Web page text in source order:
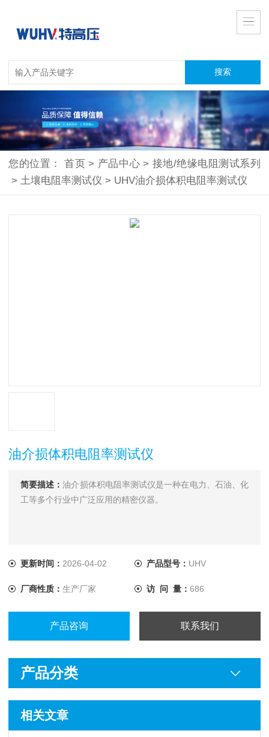
您的位置：首页 > 产品中心 > 接地/绝缘电阻测试系列
> 土壤电阻率测试仪 > UHV油介损体积电阻率测试仪
油介损体积电阻率测试仪
简要描述：油介损体积电阻率测试仪是一种在电力、石油、化
工等多个行业中广泛应用的精密仪器。
更新时间： 2026-04-02 产品型号： UHV
厂商性质： 生产厂家 访 问 量： 686
产品咨询 联系我们
产品分类
相关文章